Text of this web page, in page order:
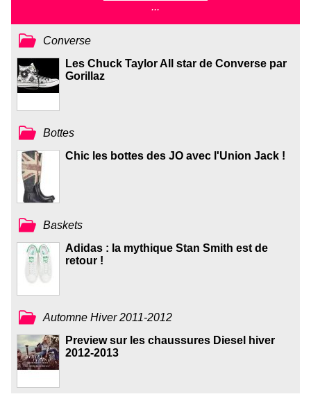
...
Converse
Les Chuck Taylor All star de Converse par
Gorillaz
Bottes
Chic les bottes des JO avec l'Union Jack !
Baskets
Adidas : la mythique Stan Smith est de
retour !
Automne Hiver 2011-2012
Preview sur les chaussures Diesel hiver
2012-2013